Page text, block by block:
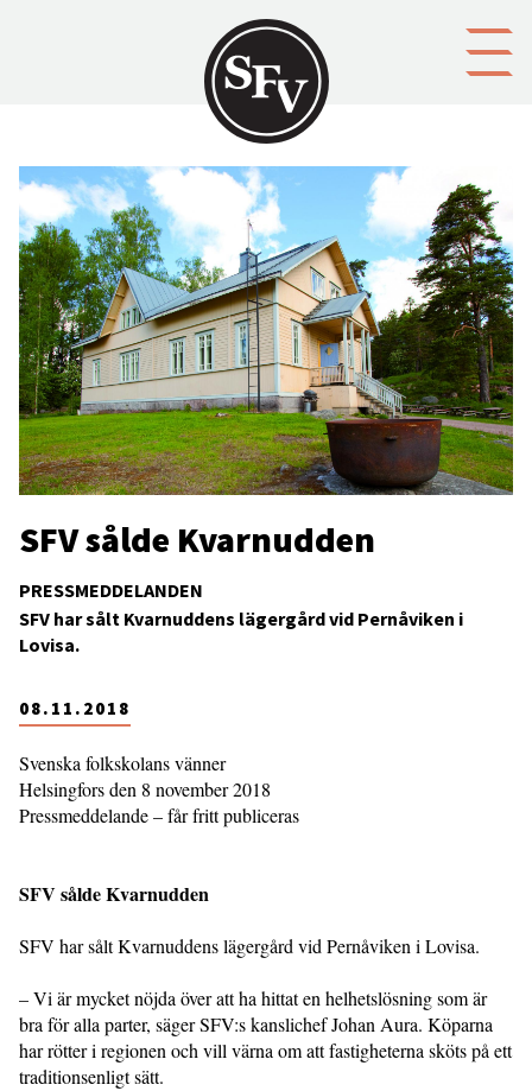
PRESSMEDDELANDEN
SFV sålde Kvarnudden
08.11.2018
SFV har sålt Kvarnuddens lägergård vid Pernåviken i
Lovisa.
Svenska folkskolans vänner
Helsingfors den 8 november 2018
Pressmeddelande – får fritt publiceras
SFV sålde Kvarnudden
SFV har sålt Kvarnuddens lägergård vid Pernåviken i Lovisa.
– Vi är mycket nöjda över att ha hittat en helhetslösning som är
bra för alla parter, säger SFV:s kanslichef Johan Aura. Köparna
har rötter i regionen och vill värna om att fastigheterna sköts på ett
traditionsenligt sätt.